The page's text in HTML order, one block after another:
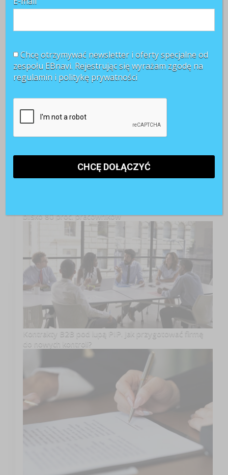
blisko 80 proc. pracowników
Kontrakty B2B pod lupą PIP. Jak przygotować firmę
do nowych kontroli?
Chcę otrzymywać newsletter i oferty specjalne od
zespołu EBnavi. Rejestrując się wyrażam zgodę na
regulamin i politykę prywatności